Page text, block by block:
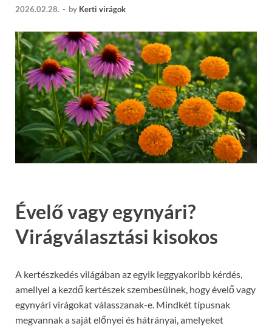
2026.02.28. - by Kerti virágok
Évelő vagy egynyári?
Virágválasztási kisokos
A kertészkedés világában az egyik leggyakoribb kérdés,
amellyel a kezdő kertészek szembesülnek, hogy évelő vagy
egynyári virágokat válasszanak-e. Mindkét típusnak
megvannak a saját előnyei és hátrányai, amelyeket